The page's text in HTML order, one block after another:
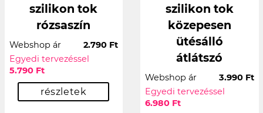
szilikon tok
rózsaszín
Webshop ár
2.790 Ft
Egyedi tervezéssel
5.790 Ft
részletek
szilikon tok
közepesen
ütésálló
átlátszó
Webshop ár
3.990 Ft
Egyedi tervezéssel
6.980 Ft